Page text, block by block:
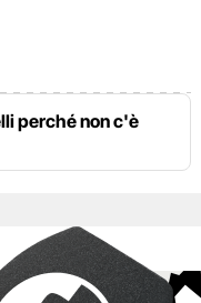
perché non c'è